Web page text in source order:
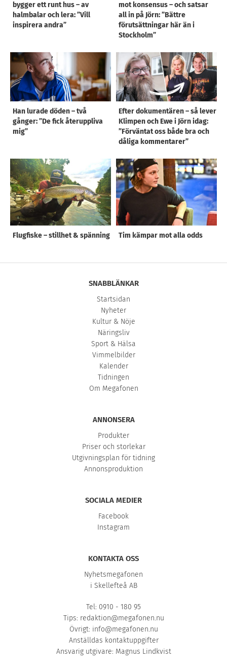
bygger ett runt hus – av
halmbalar och lera: ”Vill
inspirera andra”
mot konsensus – och satsar
all in på Jörn: ”Bättre
förutsättningar här än i
Stockholm”
Han lurade döden – två
gånger: ”De fick återuppliva
mig”
Efter dokumentären – så lever
Klimpen och Ewe i Jörn idag:
”Förväntat oss både bra och
dåliga kommentarer”
Flugfiske – stillhet & spänning Tim kämpar mot alla odds
SNABBLÄNKAR
Startsidan
Nyheter
Kultur & Nöje
Näringsliv
Sport & Hälsa
Vimmelbilder
Kalender
Tidningen
Om Megafonen
ANNONSERA
Produkter
Priser och storlekar
Utgivningsplan för tidning
Annonsproduktion
SOCIALA MEDIER
Facebook
Instagram
KONTAKTA OSS
Nyhetsmegafonen
i Skellefteå AB
Tel: 0910 - 180 95
Tips: redaktion@megafonen.nu
Övrigt: info@megafonen.nu
Anställdas kontaktuppgifter
Ansvarig utgivare: Magnus Lindkvist